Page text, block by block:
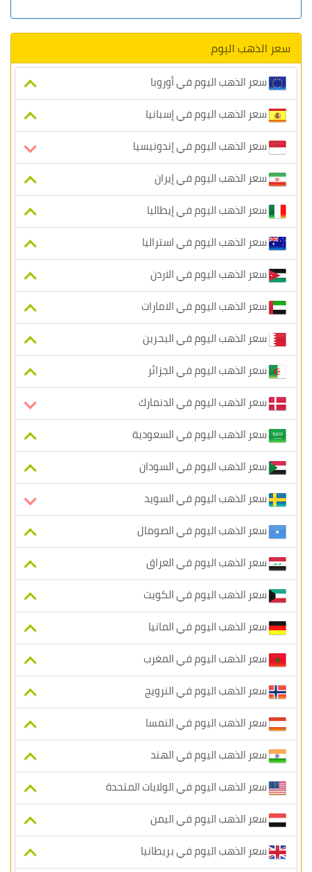
سعر الذهب اليوم
سعر الذهب اليوم في أوروبا
سعر الذهب اليوم في إسبانيا
سعر الذهب اليوم في إندونيسيا
سعر الذهب اليوم في إيران
سعر الذهب اليوم في إيطاليا
سعر الذهب اليوم في استراليا
سعر الذهب اليوم في الاردن
سعر الذهب اليوم في الامارات
سعر الذهب اليوم في البحرين
سعر الذهب اليوم في الجزائر
سعر الذهب اليوم في الدنمارك
سعر الذهب اليوم في السعودية
سعر الذهب اليوم في السودان
سعر الذهب اليوم في السويد
سعر الذهب اليوم في الصومال
سعر الذهب اليوم في العراق
سعر الذهب اليوم في الكويت
سعر الذهب اليوم في المانيا
سعر الذهب اليوم في المغرب
سعر الذهب اليوم في النرويج
سعر الذهب اليوم في النمسا
سعر الذهب اليوم في الهند
سعر الذهب اليوم في الولايات المتحدة
سعر الذهب اليوم في اليمن
سعر الذهب اليوم في بريطانيا